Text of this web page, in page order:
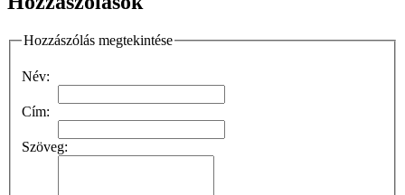
Hozzászólás megtekintése
Név:
Cím:
Szöveg: